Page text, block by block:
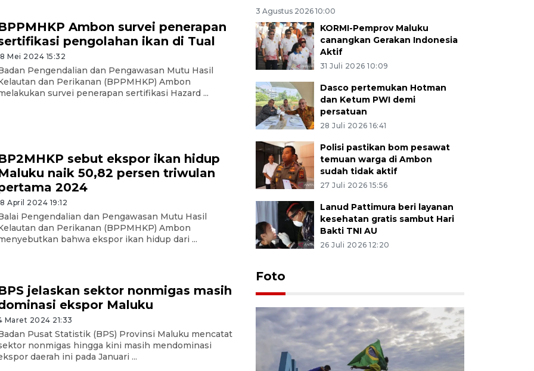
Ambon survei penerapan
pengolahan ikan di Tual
Mei 2024 15:32
Pengendalian dan Pengawasan Mutu Hasil
dan Perikanan (BPPMHKP) Ambon
survei penerapan sertifikasi Hazard ...
sebut ekspor ikan hidup
naik 50,82 persen triwulan
2024
April 2024 19:12
Pengendalian dan Pengawasan Mutu Hasil
dan Perikanan (BPPMHKP) Ambon
bahwa ekspor ikan hidup dari ...
jelaskan sektor nonmigas masih
ekspor Maluku
Maret 2024 21:33
Pusat Statistik (BPS) Provinsi Maluku mencatat
nonmigas hingga kini masih mendominasi
daerah ini pada Januari ...
3 Agustus 2026 10:00
KORMI-Pemprov Maluku
canangkan Gerakan Indonesia
Aktif
31 Juli 2026 10:09
Dasco pertemukan Hotman
dan Ketum PWI demi
persatuan
28 Juli 2026 16:41
Polisi pastikan bom pesawat
temuan warga di Ambon
sudah tidak aktif
27 Juli 2026 15:56
Lanud Pattimura beri layanan
kesehatan gratis sambut Hari
Bakti TNI AU
26 Juli 2026 12:20
Foto